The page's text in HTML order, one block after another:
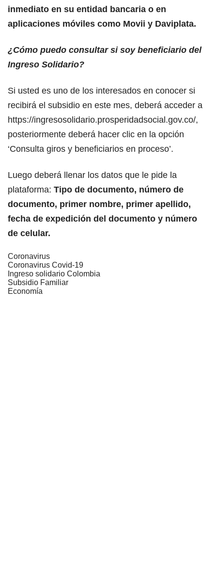
inmediato en su entidad bancaria o en
aplicaciones móviles como Movii y Daviplata.
¿Cómo puedo consultar si soy beneficiario del
Ingreso Solidario?
Si usted es uno de los interesados en conocer si
recibirá el subsidio en este mes, deberá acceder a
https://ingresosolidario.prosperidadsocial.gov.co/,
posteriormente deberá hacer clic en la opción
‘Consulta giros y beneficiarios en proceso’.
Luego deberá llenar los datos que le pide la
plataforma: Tipo de documento, número de
documento, primer nombre, primer apellido,
fecha de expedición del documento y número
de celular.
Coronavirus
Coronavirus Covid-19
Ingreso solidario Colombia
Subsidio Familiar
Economía